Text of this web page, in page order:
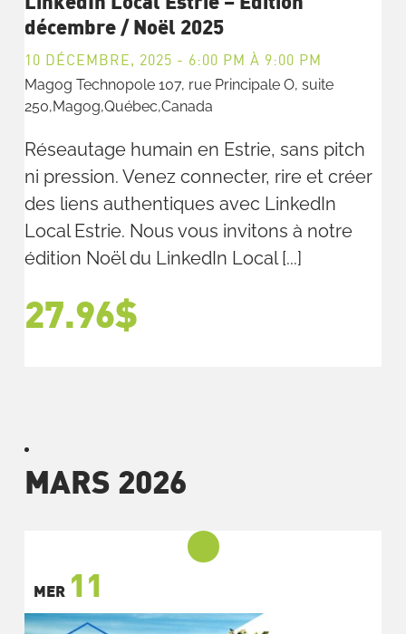
décembre / Noël 2025
10 DÉCEMBRE, 2025 - 6:00 PM À 9:00 PM
Magog Technopole 107, rue Principale O, suite
250,Magog,Québec,Canada
Réseautage humain en Estrie, sans pitch
ni pression. Venez connecter, rire et créer
des liens authentiques avec LinkedIn
Local Estrie. Nous vous invitons à notre
édition Noël du LinkedIn Local [...]
27.96$
MARS 2026
MER 11